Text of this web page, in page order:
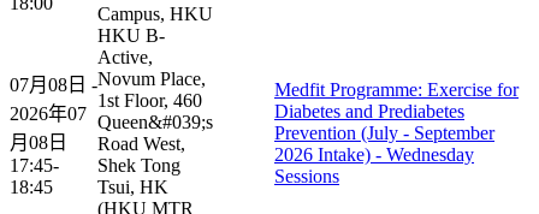
Campus, HKU
07月08日 -
2026年07
月08日
17:45-
18:45
HKU B-
Active,
Novum Place,
1st Floor, 460
Queen&#039;s
Road West,
Shek Tong
Tsui, HK
(HKU MTR
Medfit Programme: Exercise for
Diabetes and Prediabetes
Prevention (July - September
2026 Intake) - Wednesday
Sessions